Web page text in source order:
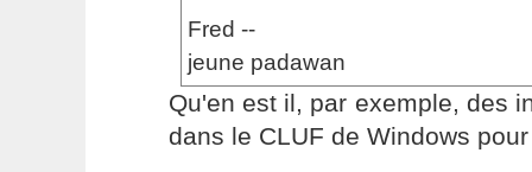
Fred --
jeune padawan
Qu'en est il, par exemple, des
dans le CLUF de Windows